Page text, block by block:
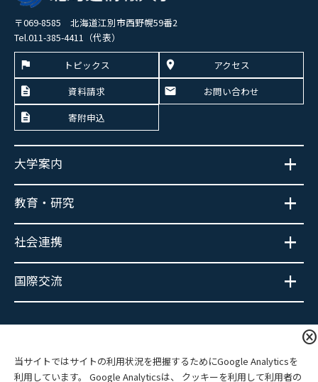
cancel
当サイトではサイトの利用状況を把握するためにGoogle Analyticsを
利用しています。 Google Analyticsは、 クッキーを利用して利用者の
〒069-8585 北海道江別市西野幌59番2
Tel.011-385-4411（代表）
トピックス
アクセス
資料請求
お問い合わせ
寄附申込
大学案内
教育・研究
社会連携
国際交流